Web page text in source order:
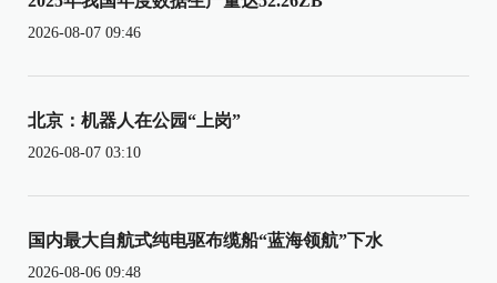
2026-08-07 09:46
北京：机器人在公园“上岗”
2026-08-07 03:10
国内最大自航式纯电驱布缆船“蓝海领航”下水
2026-08-06 09:48